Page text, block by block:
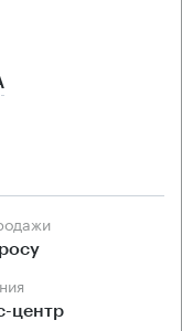
центр